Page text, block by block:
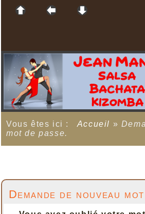
Vous êtes ici : Accueil »
mot de passe.
Demande de nouveau